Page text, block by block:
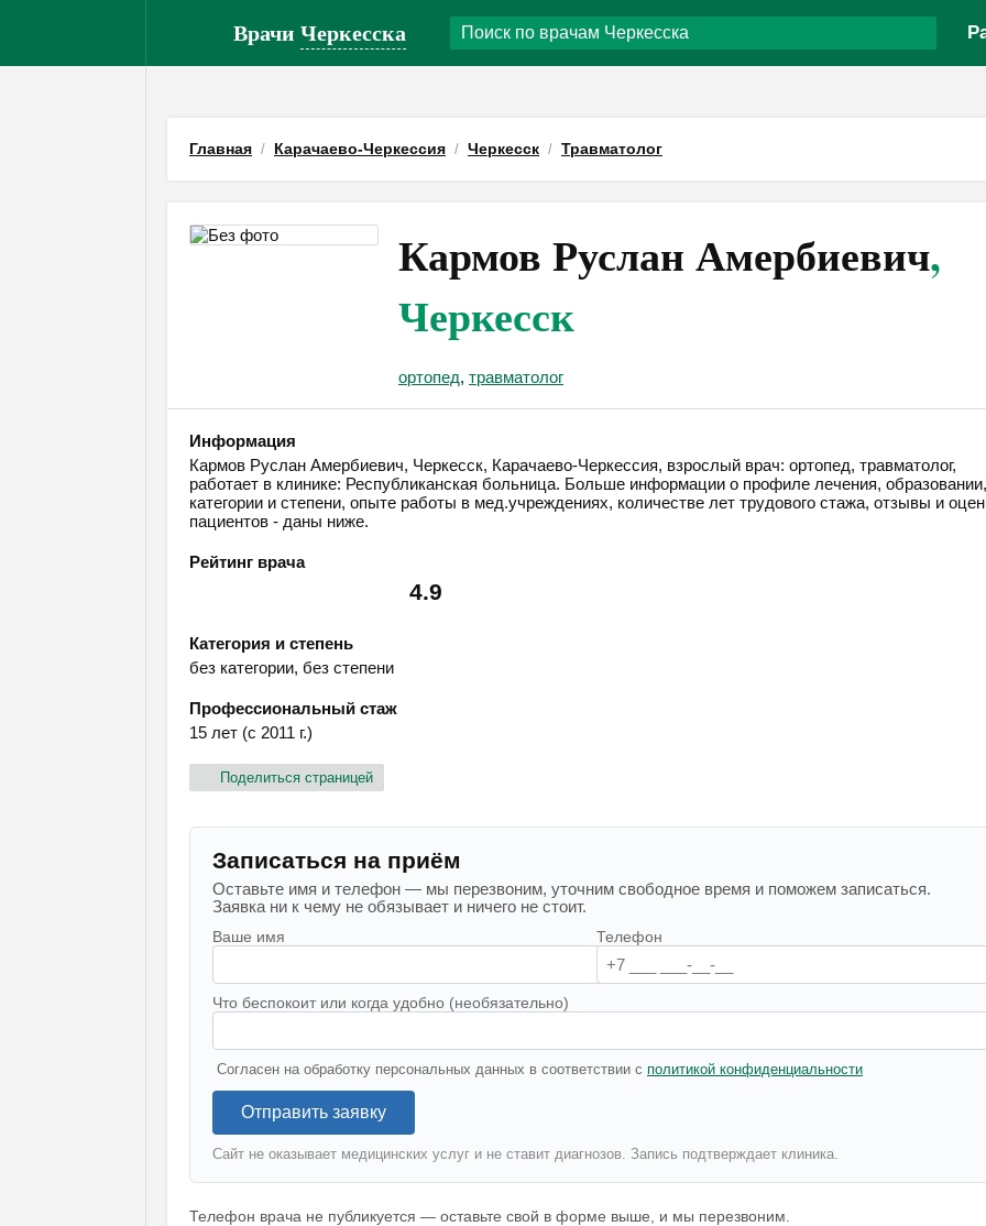
Врачи Черкесска
Главная Карачаево-Черкессия Черкесск Травматолог
Кармов Руслан Амербиевич,
Черкесск
ортопед, травматолог
Информация
Кармов Руслан Амербиевич, Черкесск, Карачаево-Черкессия, взрослый врач: ортопед, травматолог,
работает в клинике: Республиканская больница. Больше информации о профиле лечения, образовании,
категории и степени, опыте работы в мед.учреждениях, количестве лет трудового стажа, отзывы и
пациентов - даны ниже.
Рейтинг врача
4.9
Категория и степень
без категории, без степени
Профессиональный стаж
15 лет (с 2011 г.)
Поделиться страницей
Записаться на приём
Оставьте имя и телефон — мы перезвоним, уточним свободное время и поможем записаться.
Заявка ни к чему не обязывает и ничего не стоит.
Ваше имя Телефон
Что беспокоит или когда удобно (необязательно)
Согласен на обработку персональных данных в соответствии с политикой конфиденциальности
Отправить заявку
Сайт не оказывает медицинских услуг и не ставит диагнозов. Запись подтверждает клиника.
Телефон врача не публикуется — оставьте свой в форме выше, и мы перезвоним.